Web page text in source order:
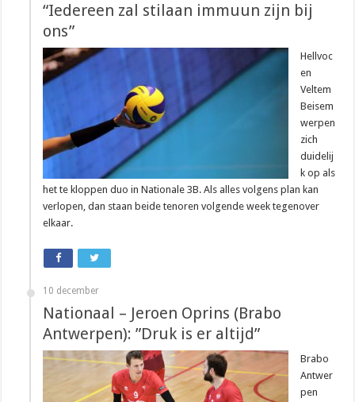
“Iedereen zal stilaan immuun zijn bij
ons”
Hellvoc
en
Veltem
Beisem
werpen
zich
duidelij
k op als
het te kloppen duo in Nationale 3B. Als alles volgens plan kan
verlopen, dan staan beide tenoren volgende week tegenover
elkaar.
10 december
Nationaal – Jeroen Oprins (Brabo
Antwerpen): ”Druk is er altijd”
Brabo
Antwer
pen